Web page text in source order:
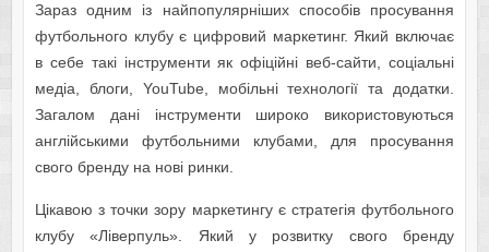
Зараз одним із найпопулярніших способів просування
футбольного клубу є цифровий маркетинг. Який включає
в себе такі інструменти як офіційні веб-сайти, соціальні
медіа, блоги, YouTube, мобільні технології та додатки.
Загалом дані інструменти широко використовуються
англійськими футбольними клубами, для просування
свого бренду на нові ринки.
Цікавою з точки зору маркетингу є стратегія футбольного
клубу «Ліверпуль». Який у розвитку свого бренду